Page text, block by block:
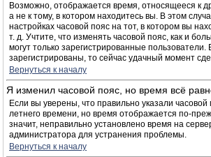
Возможно, отображается время, относящееся к
а не к тому, в котором находитесь вы. В этом
настройках часовой пояс на тот, в котором вы
т. д. Учтите, что изменять часовой пояс, как и
могут только зарегистрированные пользователи.
зарегистрированы, то сейчас удачный момент
Вернуться к началу
Я изменил часовой пояс, но время всё
Если вы уверены, что правильно указали часовой
летнего времени, но время отображается по-
значит, неправильно установлено время на
администратора для устранения проблемы.
Вернуться к началу